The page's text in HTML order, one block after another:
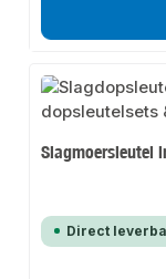
Slagmoersleutel
Direct